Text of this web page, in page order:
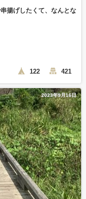
揚げしたくて、なんとな
122 421
2023年9月16日